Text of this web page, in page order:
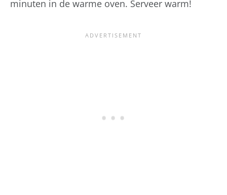
minuten in de warme oven. Serveer warm!